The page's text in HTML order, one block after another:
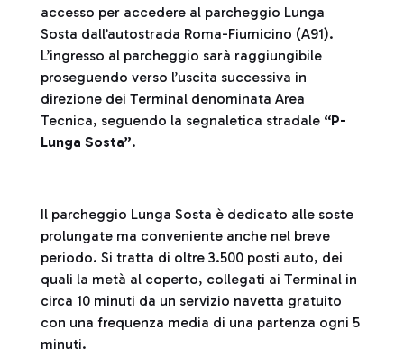
accesso per accedere al parcheggio Lunga
Sosta dall’autostrada Roma-Fiumicino (A91).
L’ingresso al parcheggio sarà raggiungibile
proseguendo verso l’uscita successiva in
direzione dei Terminal denominata Area
Tecnica, seguendo la segnaletica stradale “P-
Lunga Sosta”.
Il parcheggio Lunga Sosta è dedicato alle soste
prolungate ma conveniente anche nel breve
periodo. Si tratta di oltre 3.500 posti auto, dei
quali la metà al coperto, collegati ai Terminal in
circa 10 minuti da un servizio navetta gratuito
con una frequenza media di una partenza ogni 5
minuti.